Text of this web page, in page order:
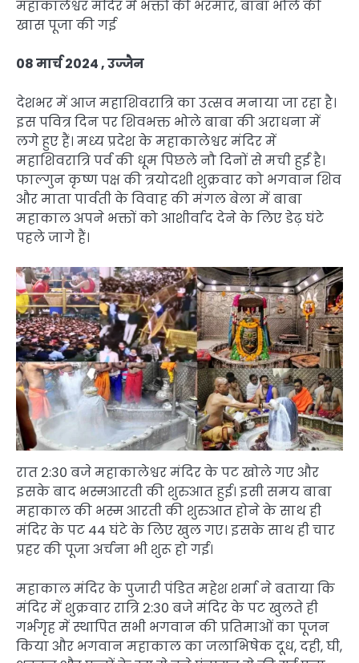
महाकालेश्वर मंदिर में भक्तों की भरमार, बाबा भोले की
खास पूजा की गई
08 मार्च 2024 , उज्जैन
देशभर में आज महाशिवरात्रि का उत्सव मनाया जा रहा है।
इस पवित्र दिन पर शिवभक्त भोले बाबा की अराधना में
लगे हुए हैं। मध्य प्रदेश के महाकालेश्वर मंदिर में
महाशिवरात्रि पर्व की धूम पिछले नौ दिनों से मची हुई है।
फाल्गुन कृष्ण पक्ष की त्रयोदशी शुक्रवार को भगवान शिव
और माता पार्वती के विवाह की मंगल बेला में बाबा
महाकाल अपने भक्तों को आशीर्वाद देने के लिए डेढ़ घंटे
पहले जागे हैं।
रात 2:30 बजे महाकालेश्वर मंदिर के पट खोले गए और
इसके बाद भस्मआरती की शुरुआत हुई। इसी समय बाबा
महाकाल की भस्म आरती की शुरुआत होने के साथ ही
मंदिर के पट 44 घंटे के लिए खुल गए। इसके साथ ही चार
प्रहर की पूजा अर्चना भी शुरू हो गई।
महाकाल मंदिर के पुजारी पंडित महेश शर्मा ने बताया कि
मंदिर में शुक्रवार रात्रि 2:30 बजे मंदिर के पट खुलते ही
गर्भगृह में स्थापित सभी भगवान की प्रतिमाओं का पूजन
किया और भगवान महाकाल का जलाभिषेक दूध, दही, घी,